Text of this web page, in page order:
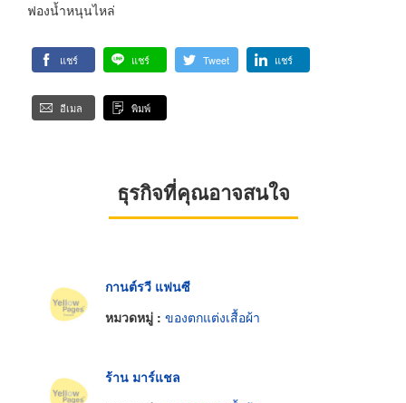
ฟองน้ำหนุนไหล่
แชร์ แชร์ Tweet แชร์
อีเมล พิมพ์
ธุรกิจที่คุณอาจสนใจ
กานต์รวี แฟนซี
หมวดหมู่ : ของตกแต่งเสื้อผ้า
ร้าน มาร์แชล